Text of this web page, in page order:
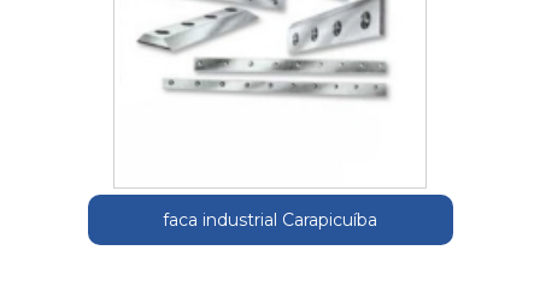
faca industrial Carapicuíba